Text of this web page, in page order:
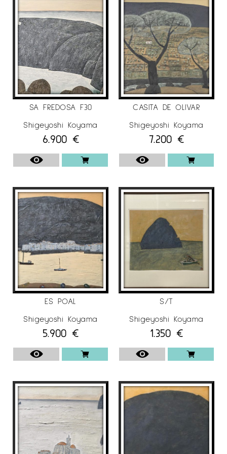
Más adelante se traslada a Barcelona, ​​París,
Mallorca, Düsseldorf y Milán donde hace varias
exposiciones. Actualmente vive y trabaja en
Cadaqués.
EXPOSICIONES
2.016 Boutique de Jeanne, Saint Remy de
Provence (Francia)
2015 Galería Paul Riquet, Beziers (Francia)
Spazio Brentano, Milán (Italia)
Boutique de Jeanne, Saint Remy de Provence
(Francia)
2013 Boutique de Jeanne, Saint Remy de
Provence (Francia)
2009 Galería Espacio Caballeros 31-33, Lleida
Sala Rusiñol, Sant Cugat del Vallés
Galería El Carmen, Vic
2007 Galería Hopiliart Loureux, París (Francia)
Galería El Claustro, Figueres
2005 Sala Rusiñol, Sant Cugat del Vallès
Galería la Arcada, Blanes
2.004 Galería Patric Donk, Cadaqués
2002 Fondo de Arte, Olot
Ámbito artístico, Cadaqués
2001 Galería María Salvat, Barcelona
Galería la Arcada, Blanes
Kroma, Sant Feliu de Guíxols
SA FREDOSA F30
Shigeyoshi Koyama
6.900 €
ES POAL
Shigeyoshi Koyama
5.900 €
CASITA DE OLIVAR
Shigeyoshi Koyama
7.200 €
S/T
Shigeyoshi Koyama
1.350 €